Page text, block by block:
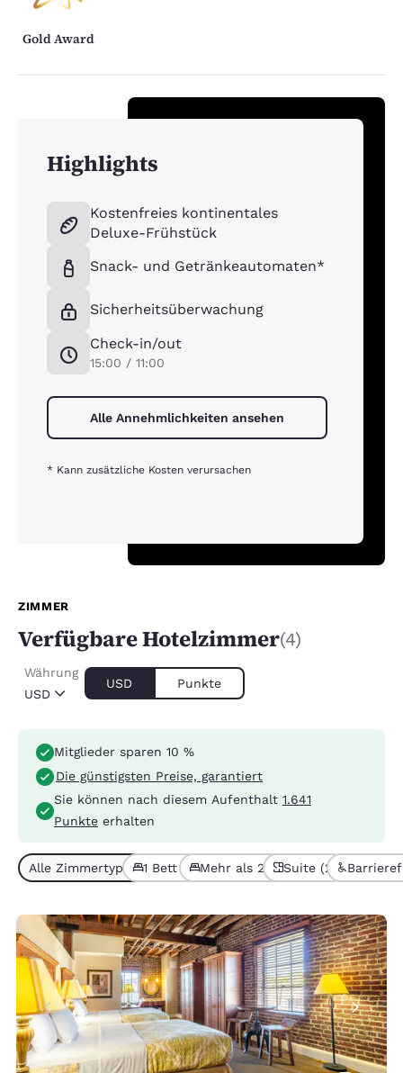
Gold Award
Highlights
Kostenfreies kontinentales
Deluxe-Frühstück
Snack- und Getränkeautomaten*
Sicherheitsüberwachung
Check-in/out
15:00 / 11:00
Alle Annehmlichkeiten ansehen
* Kann zusätzliche Kosten verursachen
ZIMMER
Verfügbare Hotelzimmer(4)
USD
Währung
USD Punkte
Mitglieder sparen 10 %
Die günstigsten Preise, garantiert
Sie können nach diesem Aufenthalt 1.641
Punkte erhalten
Alle Zimmertypen (4)1 Bett (1) Mehr als 2 Betten (3)
Suite (2)